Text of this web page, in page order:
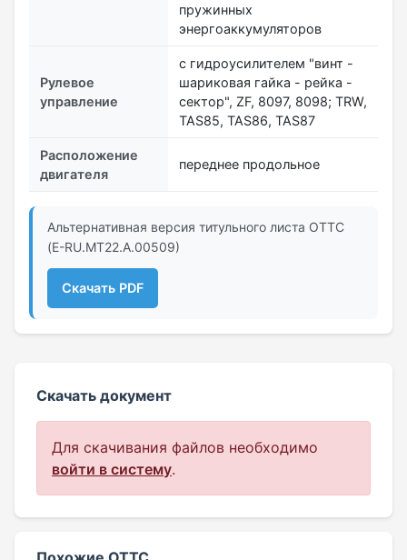
пружинных
энергоаккумуляторов
Рулевое
управление
с гидроусилителем "винт -
шариковая гайка - рейка -
сектор", ZF, 8097, 8098; TRW,
ТАS85, TAS86, TAS87
Расположение
двигателя
переднее продольное
Альтернативная версия титульного листа ОТТС
(E-RU.MT22.А.00509)
Скачать PDF
Скачать документ
Для скачивания файлов необходимо
войти в систему.